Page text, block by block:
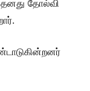
தோல்வி